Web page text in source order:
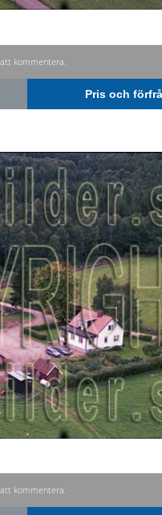
kommentera.
Pris och
kommentera.